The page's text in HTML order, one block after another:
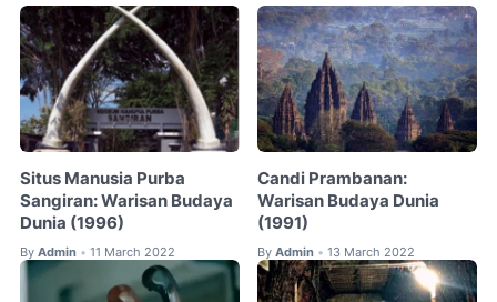
Situs Manusia Purba
Sangiran: Warisan Budaya
Dunia (1996)
By Admin • 11 March 2022
Candi Prambanan:
Warisan Budaya Dunia
(1991)
By Admin • 13 March 2022